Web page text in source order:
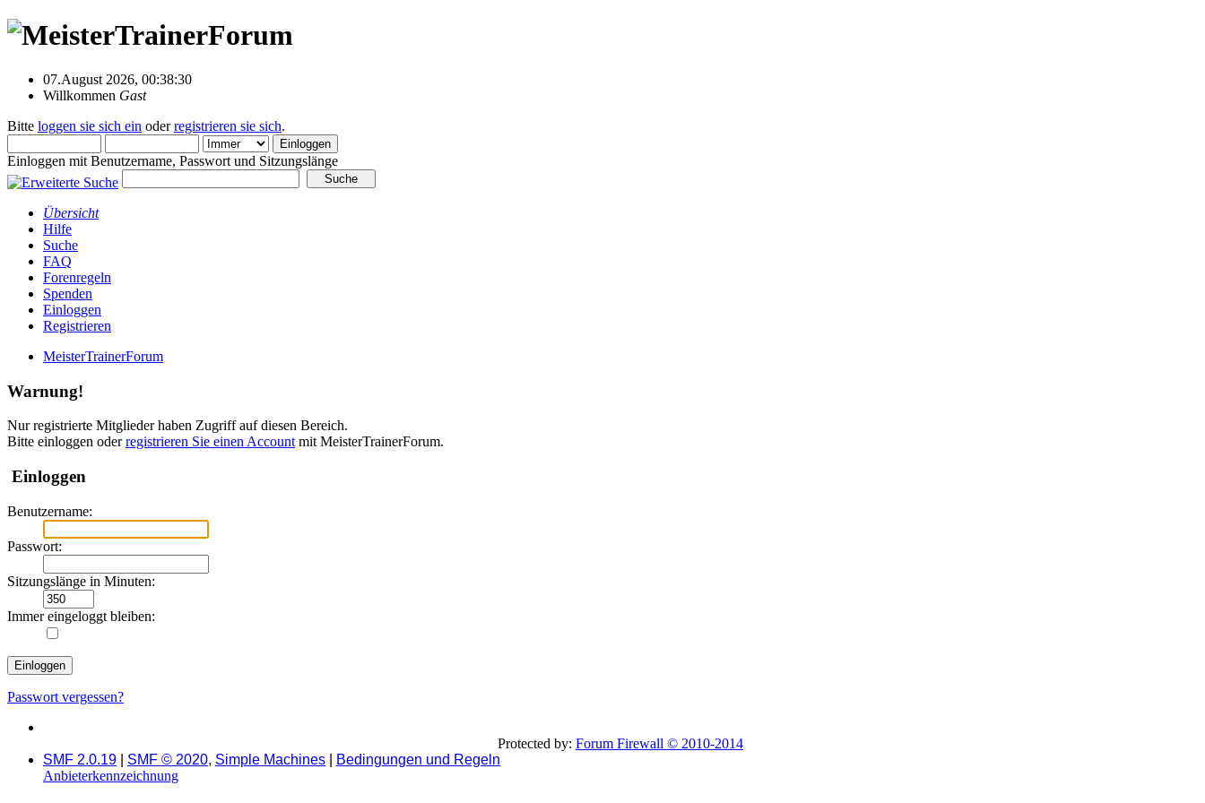
07.August 2026, 00:38:30
Willkommen Gast
Bitte loggen sie sich ein oderregistrieren sie sich.
Einloggen mit Benutzername, Passwort und Sitzungslänge
Übersicht
Hilfe
Suche
FAQ
Forenregeln
Spenden
Einloggen
Registrieren
MeisterTrainerForum
Warnung!
Nur registrierte Mitglieder haben Zugriff auf diesen Bereich.
Bitte einloggen oderregistrieren Sie einen Account mit MeisterTrainerForum.
Einloggen
Benutzername:
Passwort:
Sitzungslänge in Minuten:
Immer eingeloggt bleiben:
Passwort vergessen?
Protected by: Forum Firewall © 2010-2014
SMF 2.0.19
SMF © 2020, Simple Machines
Bedingungen und Regeln
Anbieterkennzeichnung